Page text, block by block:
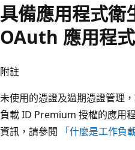
具備應用程式
OAuth 應用程式
附註
未使用的憑證及過期憑證管理
負載 ID Premium 授權的應用
資訊，請參閱
「什麼是工作負